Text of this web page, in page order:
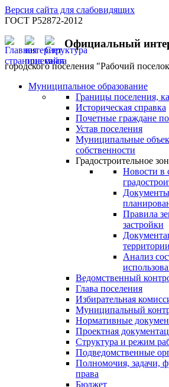
Версия сайта для слабовидящих
ГОСТ Р52872-2012
Официальный
городского поселения "Рабочий
Муниципальное образование
Границы поселения,
Историческая справка
Почетные граждане
Устав поселения
Муниципальные
собственности
Градостроительное
Новости в
Документы
Правила
застройки
территории
Анализ
Ведомственный
Глава поселения
Избирательная
Муниципальный
Нормативные
Проектная
Структура и режим
Подведомственные
Полномочия, задачи,
права
Бюджет